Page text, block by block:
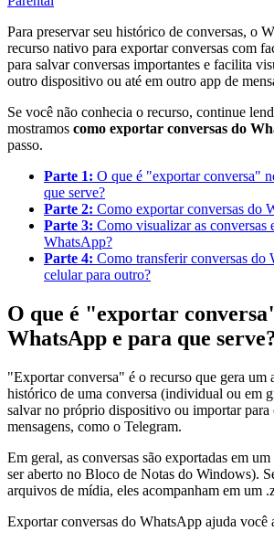
Para preservar seu histórico de conversas, o
recurso nativo para exportar conversas com
para salvar conversas importantes e facilita
outro dispositivo ou até em outro app de
Se você não conhecia o recurso, continue
mostramos como exportar conversas do
passo.
Parte 1: O que é "exportar conversa"
que serve?
Parte 2: Como exportar conversas do
Parte 3: Como visualizar as conversas
WhatsApp?
Parte 4: Como transferir conversas do
celular para outro?
O que é "exportar
WhatsApp e para que
"Exportar conversa" é o recurso que gera um
histórico de uma conversa (individual ou em
salvar no próprio dispositivo ou importar para
mensagens, como o Telegram.
Em geral, as conversas são exportadas em
ser aberto no Bloco de Notas do Windows).
arquivos de mídia, eles acompanham em um
Exportar conversas do WhatsApp ajuda você